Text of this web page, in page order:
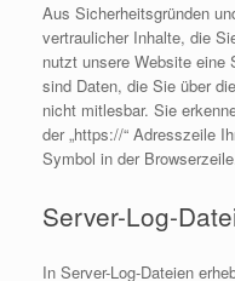
Aus Sicherheitsgründen
vertraulicher Inhalte, die
nutzt unsere Website eine
sind Daten, die Sie über
nicht mitlesbar. Sie
der „https://“ Adresszeile
Symbol in der
Server-Log-
In Server-Log-Dateien